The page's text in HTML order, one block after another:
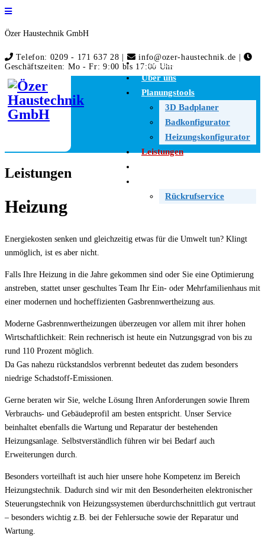
Özer Haustechnik GmbH
Telefon: 0209 - 171 637 28 |
info@ozer-haustechnik.de |
Geschäftszeiten: Mo - Fr: 9:00 bis 17:00 Uhr
Startseite
Über uns
Planungstools
3D Badplaner
Badkonfigurator
Heizungskonfigurator
Leistungen
Rückrufservice
Leistungen
Heizung
Energiekosten senken und gleichzeitig etwas für die Umwelt tun? Klingt
unmöglich, ist es aber nicht.
Falls Ihre Heizung in die Jahre gekommen sind oder Sie eine Optimierung
anstreben, stattet unser geschultes Team Ihr Ein- oder Mehrfamilienhaus mit
einer modernen und hocheffizienten Gasbrennwertheizung aus.
Moderne Gasbrennwertheizungen überzeugen vor allem mit ihrer hohen
Wirtschaftlichkeit: Rein rechnerisch ist heute ein Nutzungsgrad von bis zu
rund 110 Prozent möglich.
Da Gas nahezu rückstandslos verbrennt bedeutet das zudem besonders
niedrige Schadstoff-Emissionen.
Gerne beraten wir Sie, welche Lösung Ihren Anforderungen sowie Ihrem
Verbrauchs- und Gebäudeprofil am besten entspricht. Unser Service
beinhaltet ebenfalls die Wartung und Reparatur der bestehenden
Heizungsanlage. Selbstverständlich führen wir bei Bedarf auch
Erweiterungen durch.
Besonders vorteilhaft ist auch hier unsere hohe Kompetenz im Bereich
Heizungstechnik. Dadurch sind wir mit den Besonderheiten elektronischer
Steuerungstechnik von Heizungssystemen überdurchschnittlich gut vertraut
– besonders wichtig z.B. bei der Fehlersuche sowie der Reparatur und
Wartung.